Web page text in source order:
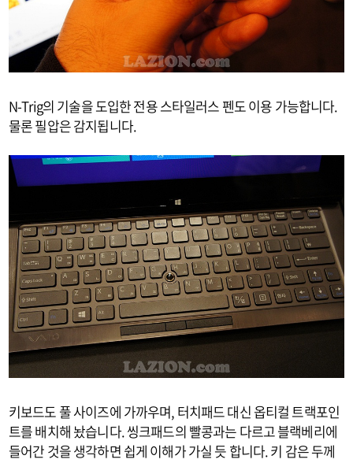
N-Trig의 기술을 도입한 전용 스타일러스 펜도 이용 가능합니다.
물론 필압은 감지됩니다.
키보드도 풀 사이즈에 가까우며, 터치패드 대신 옵티컬 트랙포인
트를 배치해 놨습니다. 씽크패드의 빨콩과는 다르고 블랙베리에
들어간 것을 생각하면 쉽게 이해가 가실 듯 합니다. 키 감은 두께